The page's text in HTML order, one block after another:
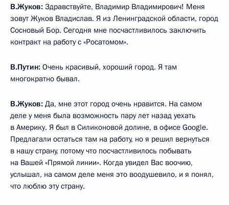
В.Жуков: Здравствуйте, Владимир Владимирович! Меня
зовут Жуков Владислав. Я из Ленинградской области, город
Сосновый Бор. Сегодня мне посчастливилось заключить
контракт на работу с «Росатомом».
В.Путин: Очень красивый, хороший город. Я там
многократно бывал.
В.Жуков: Да, мне этот город очень нравится. На самом
деле у меня была возможность пару лет назад уехать
в Америку. Я был в Силиконовой долине, в офисе Google.
Предлагали остаться там на работу, но я решил вернуться
в нашу страну, потому что посчастливилось побывать
на Вашей «Прямой линии». Когда увидел Вас воочию,
услышал, на самом деле меня это воодушевило, и я понял,
что люблю эту страну.